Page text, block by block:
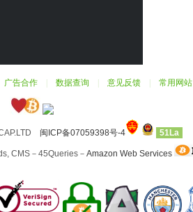
广告合作 数据查询 意见反馈 常用网站
闽ICP备07059398号-4 51La
CMS－45Queries－ Amazon Web Services